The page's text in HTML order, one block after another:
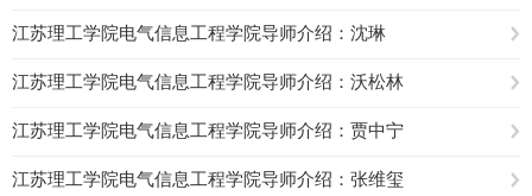
江苏理工学院电气信息工程学院导师介绍：沈琳
江苏理工学院电气信息工程学院导师介绍：沃松林
江苏理工学院电气信息工程学院导师介绍：贾中宁
江苏理工学院电气信息工程学院导师介绍：张维玺